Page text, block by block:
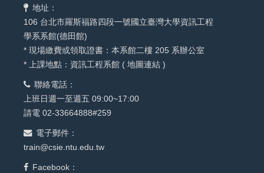
地址：
106 台北市羅斯福路四段一號國立臺灣大學資訊工程
學系系館(德田館)
* 現場繳費或領取證書：本系館二樓 205 系辦公室
* 上課地點：資訊工程系館 ( 地圖連結 )
聯絡電話：
上班日週一至週五 09:00~17:00
請電 02-33664888#259
電子郵件：
train@csie.ntu.edu.tw
Facebook：